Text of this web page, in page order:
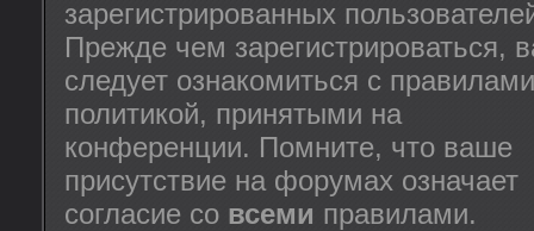
зарегистрированных
Прежде чем зарегистрироваться,
следует ознакомиться с
политикой, принятыми на
конференции. Помните, что ваше
присутствие на форумах означает
согласие со всеми правилами.